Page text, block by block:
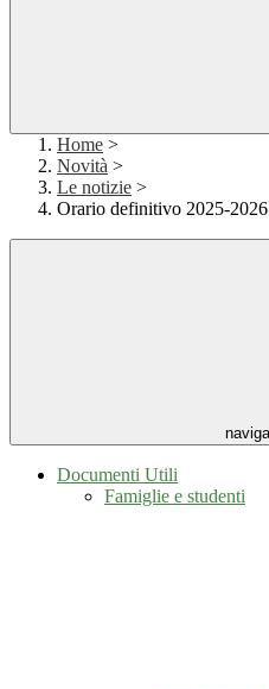
Home >
Novità >
Le notizie >
Orario definitivo 2025-2026
Documenti Utili
Famiglie e studenti